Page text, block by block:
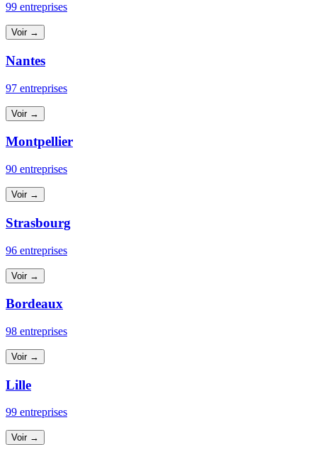
99 entreprises
Voir →
Nantes
97 entreprises
Voir →
Montpellier
90 entreprises
Voir →
Strasbourg
96 entreprises
Voir →
Bordeaux
98 entreprises
Voir →
Lille
99 entreprises
Voir →